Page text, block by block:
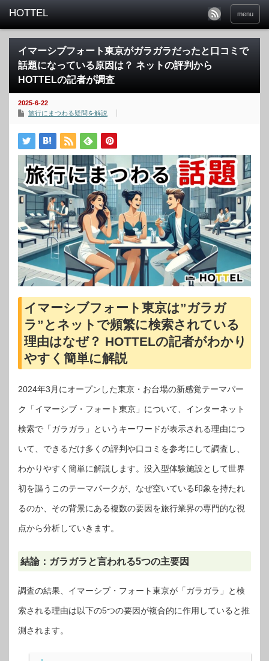
menu
イマーシブフォート東京がガラガラだったと口コミで
話題になっている原因は？ ネットの評判から
HOTTELの記者が調査
2025-6-22
旅行にまつわる疑問を解説
イマーシブフォート東京は”ガラガ
ラ”とネットで頻繁に検索されている
理由はなぜ？ HOTTELの記者がわかり
やすく簡単に解説
2024年3月にオープンした東京・お台場の新感覚テーマパー
ク「イマーシブ・フォート東京」について、インターネット
検索で「ガラガラ」というキーワードが表示される理由につ
いて、できるだけ多くの評判や口コミを参考にして調査し、
わかりやすく簡単に解説します。没入型体験施設として世界
初を謳うこのテーマパークが、なぜ空いている印象を持たれ
るのか、その背景にある複数の要因を旅行業界の専門的な視
点から分析していきます。
結論：ガラガラと言われる5つの主要因
調査の結果、イマーシブ・フォート東京が「ガラガラ」と検
索される理由は以下の5つの要因が複合的に作用していると推
測されます。